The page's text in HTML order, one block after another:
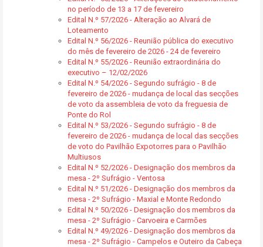
no período de 13 a 17 de fevereiro
Edital N.º 57/2026 - Alteração ao Alvará de
Loteamento
Edital N.º 56/2026 - Reunião pública do executivo
do mês de fevereiro de 2026 - 24 de fevereiro
Edital N.º 55/2026 - Reunião extraordinária do
executivo – 12/02/2026
Edital N.º 54/2026 - Segundo sufrágio - 8 de
fevereiro de 2026 - mudança de local das secções
de voto da assembleia de voto da freguesia de
Ponte do Rol
Edital N.º 53/2026 - Segundo sufrágio - 8 de
fevereiro de 2026 - mudança de local das secções
de voto do Pavilhão Expotorres para o Pavilhão
Multiusos
Edital N.º 52/2026 - Designação dos membros da
mesa - 2º Sufrágio - Ventosa
Edital N.º 51/2026 - Designação dos membros da
mesa - 2º Sufrágio - Maxial e Monte Redondo
Edital N.º 50/2026 - Designação dos membros da
mesa - 2º Sufrágio - Carvoeira e Carmões
Edital N.º 49/2026 - Designação dos membros da
mesa - 2º Sufrágio - Campelos e Outeiro da Cabeça